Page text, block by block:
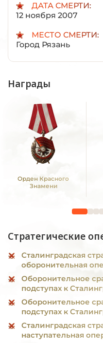
ДАТА СМЕРТИ:
12 ноября 2007
МЕСТО СМЕРТИ:
Город Рязань
Награды
Орден Красного
Знамени
Стратегические
Сталинградская
оборонительная
Оборонительное
подступах к
Оборонительное
подступах к
Сталинградская
наступательная